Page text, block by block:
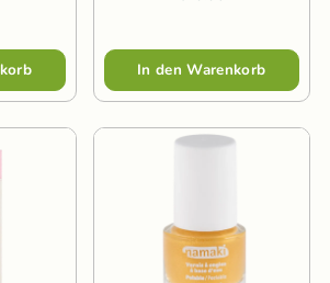
Menge
In den Warenkorb